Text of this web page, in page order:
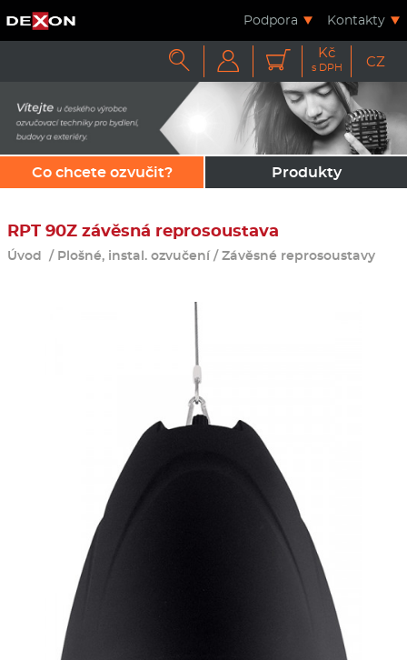
Podpora Kontakty
   Kč
s DPH CZ
Co chcete ozvučit? Produkty
RPT 90Z závěsná reprosoustava
Úvod / Plošné, instal. ozvučení/Závěsné reprosoustavy